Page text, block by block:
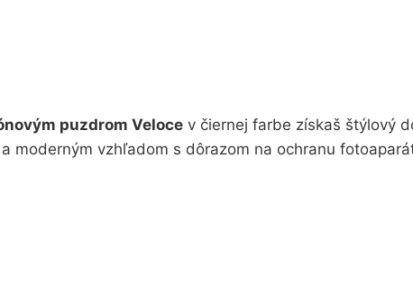
puzdrom Veloce v čiernej farbe získaš štýlový
moderným vzhľadom s dôrazom na ochranu